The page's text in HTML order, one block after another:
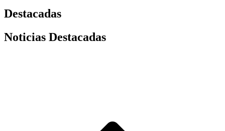
Destacadas
Noticias Destacadas